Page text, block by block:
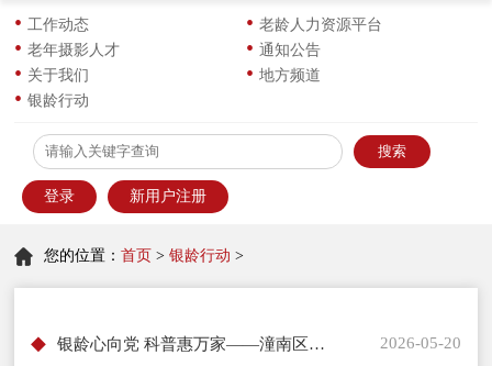
各地动态 小说传记
生活新知 服饰服装
为老服务
工作动态
老龄人力资源平台
老年摄影人才
通知公告
关于我们
地方频道
银龄行动
登录 新用户注册
您的位置：首页 >银龄行动 >
银龄心向党 科普惠万家——潼南区老科协2026银龄行动进塘坝纪实 2026-05-20